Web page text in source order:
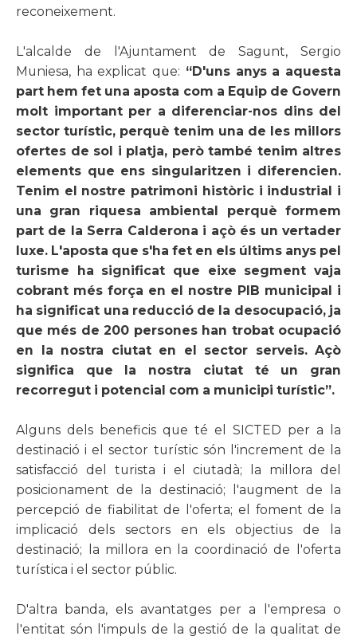
reconeixement.
L'alcalde de l'Ajuntament de Sagunt, Sergio
Muniesa, ha explicat que: “D'uns anys a aquesta
part hem fet una aposta com a Equip de Govern
molt important per a diferenciar-nos dins del
sector turístic, perquè tenim una de les millors
ofertes de sol i platja, però també tenim altres
elements que ens singularitzen i diferencien.
Tenim el nostre patrimoni històric i industrial i
una gran riquesa ambiental perquè formem
part de la Serra Calderona i açò és un vertader
luxe. L'aposta que s'ha fet en els últims anys pel
turisme ha significat que eixe segment vaja
cobrant més força en el nostre PIB municipal i
ha significat una reducció de la desocupació, ja
que més de 200 persones han trobat ocupació
en la nostra ciutat en el sector serveis. Açò
significa que la nostra ciutat té un gran
recorregut i potencial com a municipi turístic”.
Alguns dels beneficis que té el SICTED per a la
destinació i el sector turístic són l'increment de la
satisfacció del turista i el ciutadà; la millora del
posicionament de la destinació; l'augment de la
percepció de fiabilitat de l'oferta; el foment de la
implicació dels sectors en els objectius de la
destinació; la millora en la coordinació de l'oferta
turística i el sector públic.
D'altra banda, els avantatges per a l'empresa o
l'entitat són l'impuls de la gestió de la qualitat de